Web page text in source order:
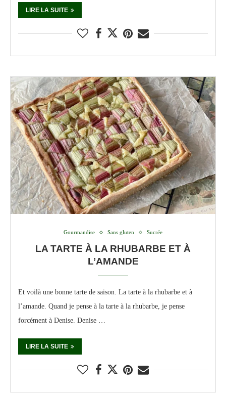
LIRE LA SUITE
Gourmandise Sans gluten Sucrée
LA TARTE À LA RHUBARBE ET À
L’AMANDE
Et voilà une bonne tarte de saison. La tarte à la rhubarbe et à
l’amande. Quand je pense à la tarte à la rhubarbe, je pense
forcément à Denise. Denise …
LIRE LA SUITE